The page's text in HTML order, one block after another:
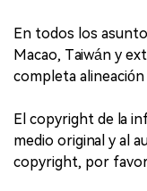
En todos los
Macao, Taiwán y
completa
El copyright de la
medio original y al
copyright, por